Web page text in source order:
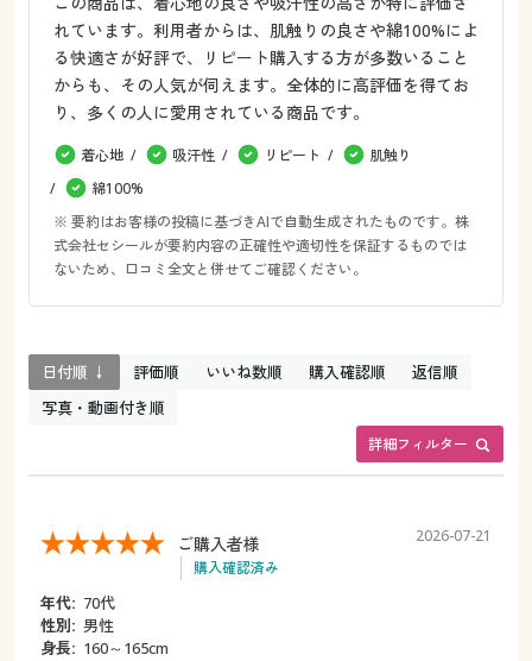
れています。利用者からは、肌触りの良さや綿100%によ
る快適さが好評で、リピート購入する方が多数いること
からも、その人気が伺えます。全体的に高評価を得てお
り、多くの人に愛用されている商品です。
着心地 吸汗性 リピート
肌触り
綿100%
※ 要約はお客様の投稿に基づきAIで自動生成されたものです。株
式会社セシールが要約内容の正確性や適切性を保証するものでは
ないため、口コミ全文と併せてご確認ください。
詳細フィルター
日付順 ↓ 評価順 いいね数順 購入確認順
返信順
写真・動画付き順
ご購入者様
購入確認済み
2026-07-21
年代: 70代
性別: 男性
身長: 160～165cm